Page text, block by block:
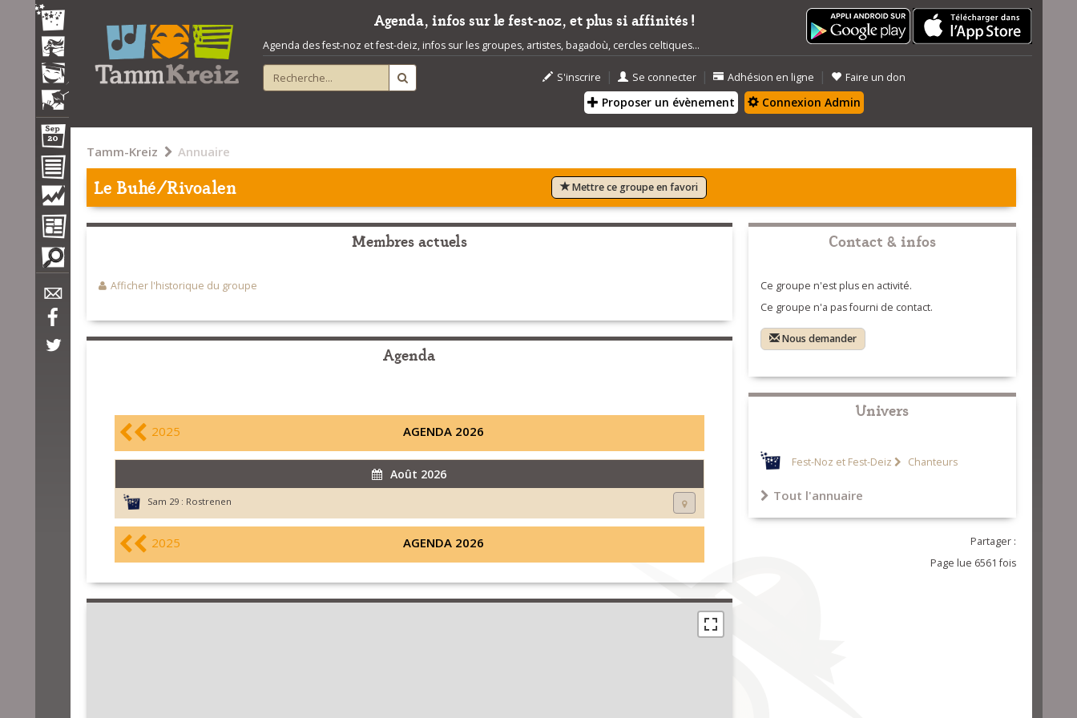
Agenda, infos sur le fest-noz, et plus si affinités !
Agenda des fest-noz et fest-deiz, infos sur les groupes, artistes, bagadoù, cercles celtiques...
S'inscrire | Se connecter | Adhésion en ligne | Faire un don
Proposer un évènement Connexion Admin
Tamm-Kreiz Annuaire
Le Buhé/Rivoalen Mettre ce groupe en favori
Membres actuels
Afficher l'historique du groupe
Agenda
2025 AGENDA 2026
Août 2026
Sam 29 : Rostrenen
2025 AGENDA 2026
Contact & infos
Ce groupe n'est plus en activité.
Ce groupe n'a pas fourni de contact.
Nous demander
Univers
Fest-Noz et Fest-Deiz Chanteurs
Tout l'annuaire
Partager :
Page lue 6561 fois